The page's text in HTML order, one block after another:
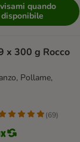
quando
disponibile
x 300 g Rocco
Pollame,
(69)